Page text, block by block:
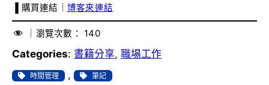
▐ 購買連結｜ 博客來連結
｜瀏覽次數： 140
Categories: 書籍分享, 職場工作
時間管理 , 筆記